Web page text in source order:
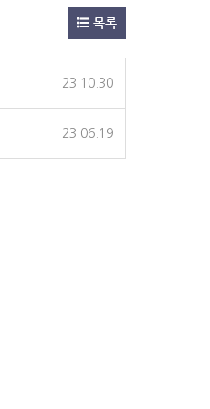
목록
23.10.30
23.06.19